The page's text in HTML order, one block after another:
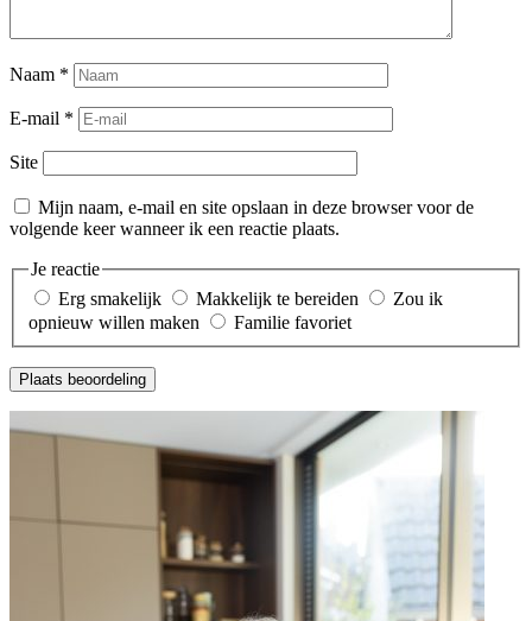
Naam *
E-mail *
Site
Mijn naam, e-mail en site opslaan in deze browser voor de
volgende keer wanneer ik een reactie plaats.
Je reactie
Erg smakelijk
Makkelijk te bereiden
Zou ik
opnieuw willen maken
Familie favoriet
Plaats beoordeling